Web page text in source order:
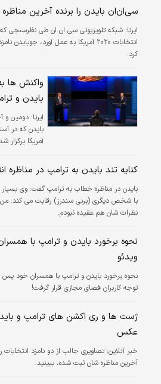
پیروز این
خصوص برعهده
سی‌ان‌ان بایدن را برنده آخرین مناظره
ایرنا: شبکه تلویزیونی سی ان ان طی نظرسنجی
انتخابات ۲۰۲۰ آمریکا به عمل آورد،
کرد.
واکنش ها
بایدن و
ایرنا: دومین و
بایدن که در
آمریکا
این کشور در
کنایه تند بایدن به ترامپ در مناظره
بایدن در مناظره خطاب به ترامپ گفت: وی
با شخص دیگری (برنی سندرز) رقابت می کند.
نظرات شان هم عقیده نبودم.
نحوه برخورد بایدن و ترامپ با
ویدئو
نحوه برخورد بایدن و ترامپ با همسران خود پس
توجه کاربران فضای مجازی قرار گرفت!
ژست ها و ری اکشن های ترامپ و
عکس
خبر آنلاین: تصاویری جالب از دو نامزد
آخرین مناظره شان ثبت شده، ببینید.